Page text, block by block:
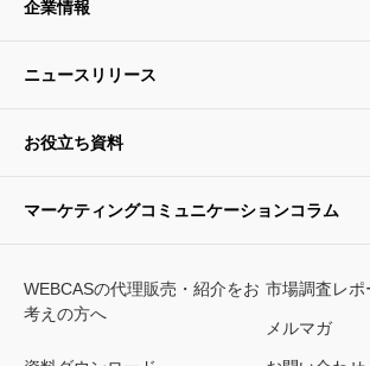
企業情報
ニュースリリース
お役立ち資料
マーケティングコミュニケーションコラム
WEBCASの代理販売・紹介をお
考えの方へ
市場調査レポ
メルマガ